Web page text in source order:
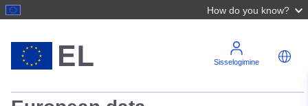
How do you know?
Sisselogimine